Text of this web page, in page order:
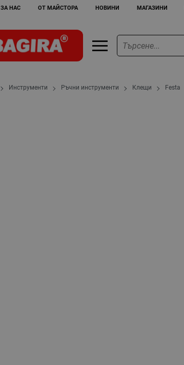
ЗА НАС ОТ МАЙСТОРА НОВИНИ МАГАЗИНИ
Инструменти Ръчни инструменти Клещи Festa